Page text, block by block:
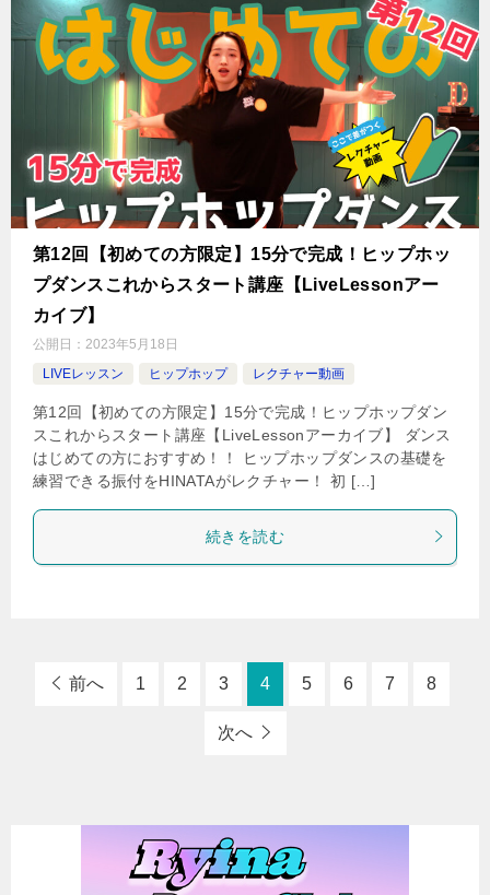
第12回【初めての方限定】15分で完成！ヒップホッ
プダンスこれからスタート講座【LiveLessonアー
カイブ】
公開日： 2023年5月18日
LIVEレッスン
ヒップホップ レクチャー動画
第12回【初めての方限定】15分で完成！ヒップホップダン
スこれからスタート講座【LiveLessonアーカイブ】 ダンス
はじめての方におすすめ！！ ヒップホップダンスの基礎を
練習できる振付をHINATAがレクチャー！ 初 […]
続きを読む
前へ 1 2 3 4 5 6 7 8
次へ